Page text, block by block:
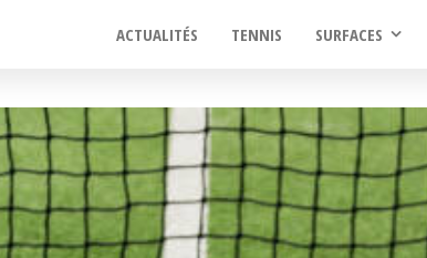
ACTUALITÉS TENNIS SURFACES